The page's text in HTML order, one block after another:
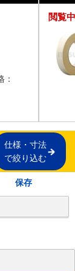
：
閲覧
仕様・寸法
で絞り込む
保存